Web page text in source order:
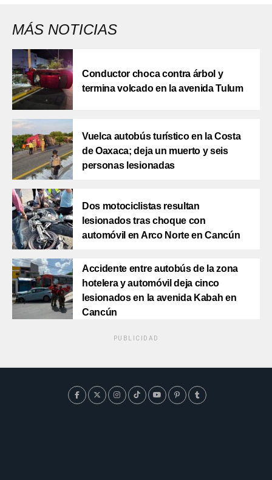
MÁS NOTICIAS
Conductor choca contra árbol y
termina volcado en la avenida Tulum
Vuelca autobús turístico en la Costa
de Oaxaca; deja un muerto y seis
personas lesionadas
Dos motociclistas resultan
lesionados tras choque con
automóvil en Arco Norte en Cancún
Accidente entre autobús de la zona
hotelera y automóvil deja cinco
lesionados en la avenida Kabah en
Cancún
PUBLICIDAD